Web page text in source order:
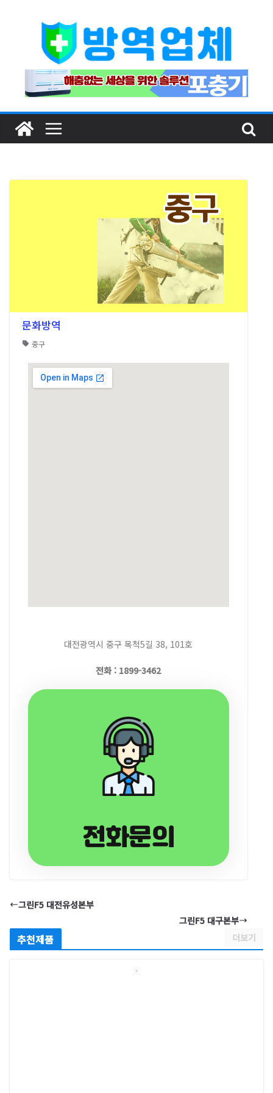
문화방역
중구
대전광역시 중구 목척5길 38, 101호
전화 : 1899-3462
전화문의
그린F5 대전유성본부
그린F5 대구본부
추천제품 더보기